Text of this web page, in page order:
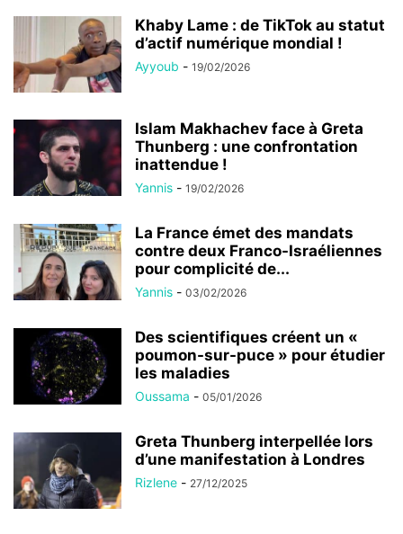
Khaby Lame : de TikTok au statut
d’actif numérique mondial !
Ayyoub - 19/02/2026
Islam Makhachev face à Greta
Thunberg : une confrontation
inattendue !
Yannis - 19/02/2026
La France émet des mandats
contre deux Franco-Israéliennes
pour complicité de...
Yannis - 03/02/2026
Des scientifiques créent un «
poumon-sur-puce » pour étudier
les maladies
Oussama - 05/01/2026
Greta Thunberg interpellée lors
d’une manifestation à Londres
Rizlene - 27/12/2025